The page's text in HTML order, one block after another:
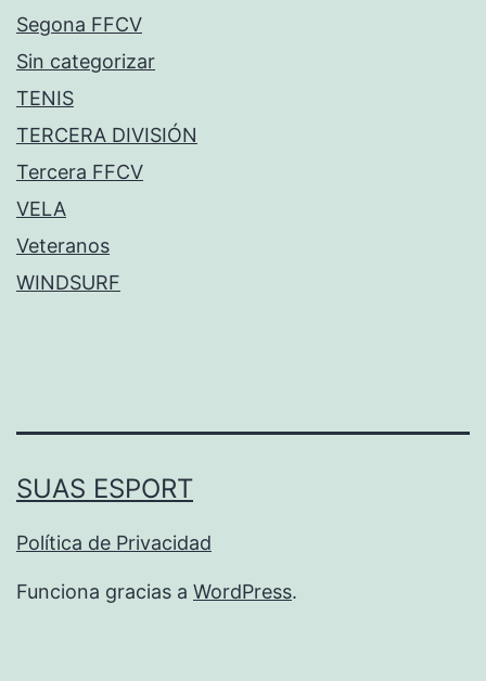
Segona FFCV
Sin categorizar
TENIS
TERCERA DIVISIÓN
Tercera FFCV
VELA
Veteranos
WINDSURF
SUAS ESPORT
Política de Privacidad
Funciona gracias a WordPress.